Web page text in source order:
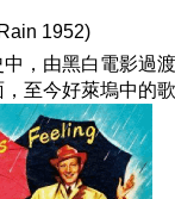
1952)
，由黑白電影過
至今好萊塢中的